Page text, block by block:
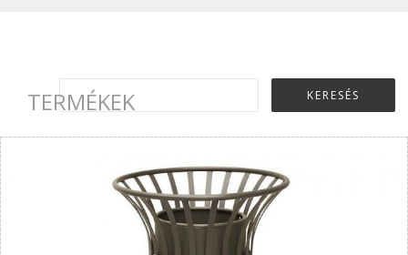
TERMÉKEK